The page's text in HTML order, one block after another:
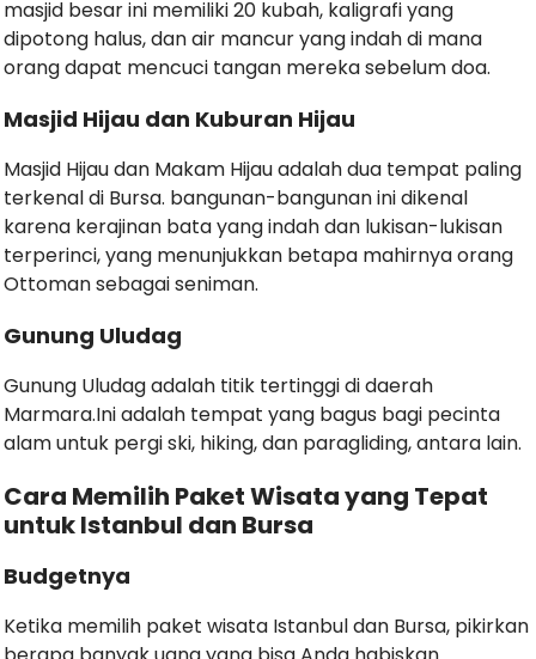
masjid besar ini memiliki 20 kubah, kaligrafi yang
dipotong halus, dan air mancur yang indah di mana
orang dapat mencuci tangan mereka sebelum doa.
Masjid Hijau dan Kuburan Hijau
Masjid Hijau dan Makam Hijau adalah dua tempat paling
terkenal di Bursa. bangunan-bangunan ini dikenal
karena kerajinan bata yang indah dan lukisan-lukisan
terperinci, yang menunjukkan betapa mahirnya orang
Ottoman sebagai seniman.
Gunung Uludag
Gunung Uludag adalah titik tertinggi di daerah
Marmara.Ini adalah tempat yang bagus bagi pecinta
alam untuk pergi ski, hiking, dan paragliding, antara lain.
Cara Memilih Paket Wisata yang Tepat
untuk Istanbul dan Bursa
Budgetnya
Ketika memilih paket wisata Istanbul dan Bursa, pikirkan